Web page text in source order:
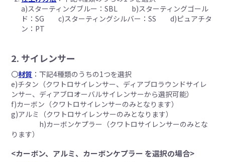
a)スターティングブルー：SBL b)スターティングゴール
ド：SG c)スターティングシルバー：SS d)ピュアチタ
ン：PT
2. サイレンサー
〇材質 ：下記4種類のうちの1つを選択
e)チタン（クワトロサイレンサー、ディアブロラウンドサイレ
ンサー、ディアブロオーバルサイレンサーから選択可能）
f)カーボン（クワトロサイレンサーのみとなります）
g)アルミ（クワトロサイレンサーのみとなります）
h)カーボンケプラー（クワトロサイレンサーのみとな
ります）
<カーボン、アルミ、カーボンケプラー を選択の場合>